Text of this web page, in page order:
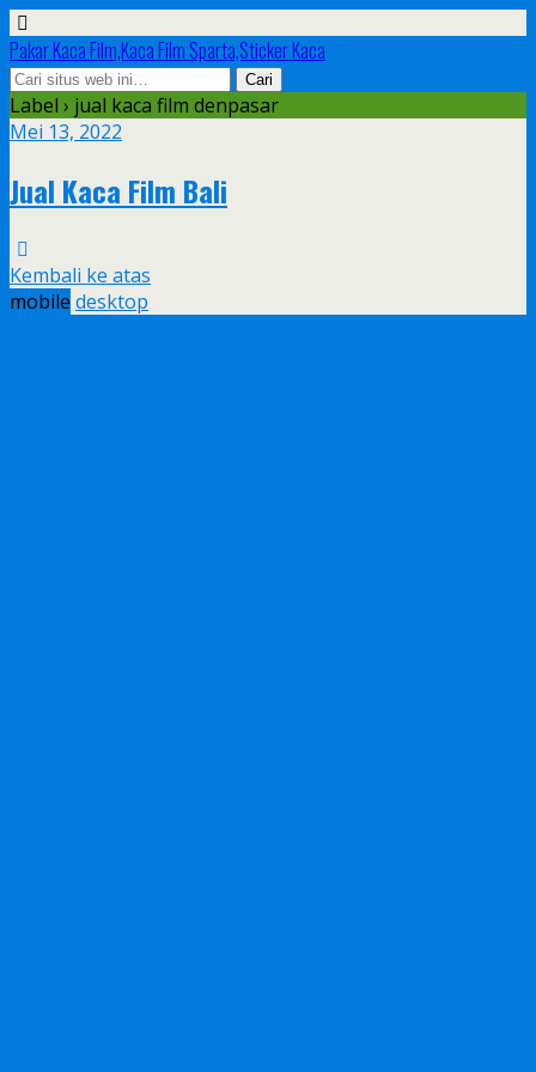
Pakar Kaca Film,Kaca Film Sparta,Sticker Kaca
Label › jual kaca film denpasar
Mei 13, 2022
Jual Kaca Film Bali
Kembali ke atas
mobile desktop